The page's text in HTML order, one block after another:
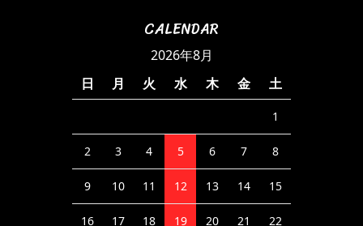
CALENDAR
2026年8月
日
月 火 水 木 金 土
1
2 3 4 5 6 7 8
9 10 11 12 13 14 15
16 17 18 19 20 21 22